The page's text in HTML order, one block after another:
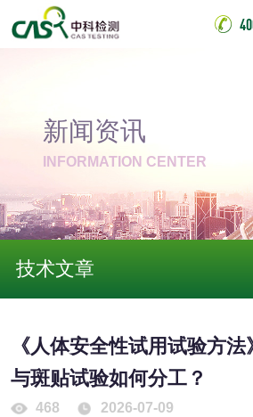
新闻资讯
INFORMATION CENTER
技术文章
《人体安全性试用试验方
与斑贴试验如何分工？
468 2026-07-09
消毒产品备案
微生物检测
化妆品毒理试验
化妆品眼刺激试验